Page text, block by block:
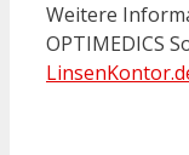
Weitere
OPTIMEDICS